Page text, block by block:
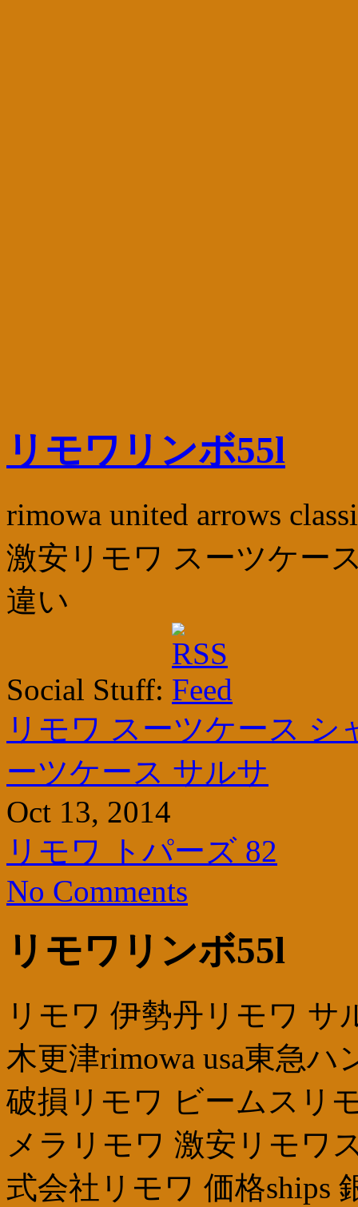
リモワリンボ55l
rimowa united arrows
激安リモワ スーツケー
違い
Social Stuff:
リモワ スーツケース シ
ーツケース サルサ
Oct 13, 2014
リモワ トパーズ 82
No Comments
リモワリンボ55l
リモワ 伊勢丹リモワ
木更津rimowa usa東急
破損リモワ ビームスリ
メラリモワ 激安リモワ
式会社リモワ 価格ships